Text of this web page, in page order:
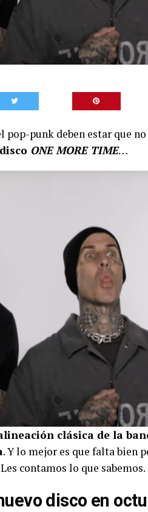
punk deben estar que
ONE MORE TIME…
clásica de la
. Y lo mejor es que falta bien
contamos lo que sabemos.
disco en